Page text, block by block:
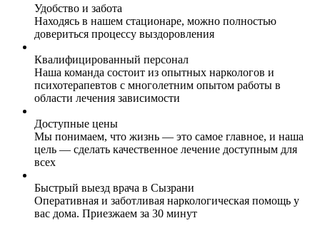
Удобство и забота
Находясь в нашем стационаре, можно полностью
довериться процессу выздоровления
Квалифицированный персонал
Наша команда состоит из опытных наркологов и
психотерапевтов с многолетним опытом работы в
области лечения зависимости
Доступные цены
Мы понимаем, что жизнь — это самое главное, и наша
цель — сделать качественное лечение доступным для
всех
Быстрый выезд врача в Сызрани
Оперативная и заботливая наркологическая помощь у
вас дома. Приезжаем за 30 минут